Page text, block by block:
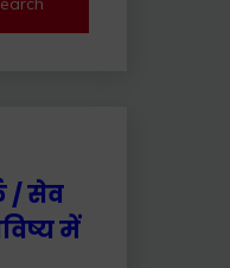
/ सेव
में